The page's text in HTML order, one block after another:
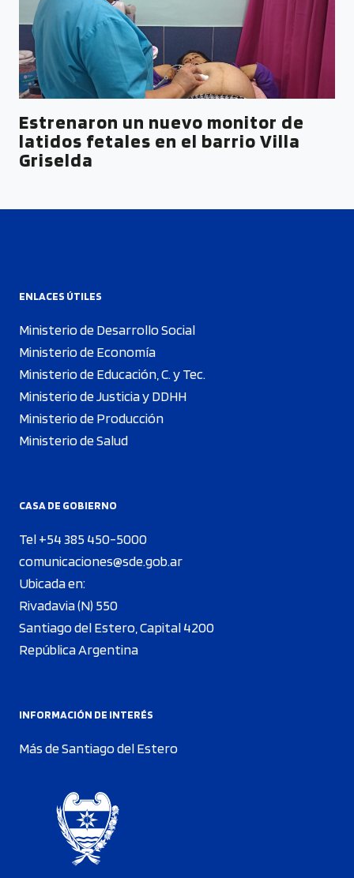
Estrenaron un nuevo monitor de
latidos fetales en el barrio Villa
Griselda
ENLACES ÚTILES
Ministerio de Desarrollo Social
Ministerio de Economía
Ministerio de Educación, C. y Tec.
Ministerio de Justicia y DDHH
Ministerio de Producción
Ministerio de Salud
CASA DE GOBIERNO
Tel +54 385 450-5000
comunicaciones@sde.gob.ar
Ubicada en:
Rivadavia (N) 550
Santiago del Estero, Capital 4200
República Argentina
INFORMACIÓN DE INTERÉS
Más de Santiago del Estero